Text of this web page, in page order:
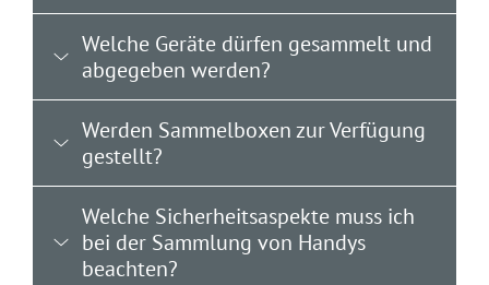
Welche Geräte dürfen gesammelt und
abgegeben werden?
Werden Sammelboxen zur Verfügung
gestellt?
Welche Sicherheitsaspekte muss ich
bei der Sammlung von Handys
beachten?